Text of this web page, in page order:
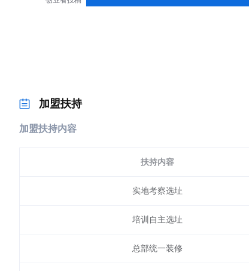
加盟扶持
加盟扶持内容
扶持内容
实地考察选址
培训自主选址
总部统一装修